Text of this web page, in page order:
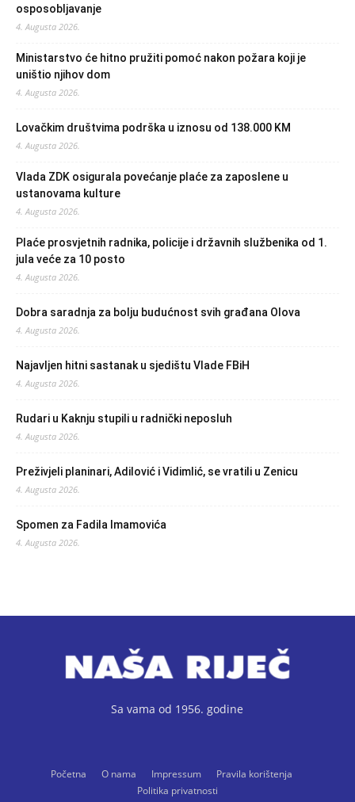
osposobljavanje
4. Augusta 2026.
Ministarstvo će hitno pružiti pomoć nakon požara koji je
uništio njihov dom
4. Augusta 2026.
Lovačkim društvima podrška u iznosu od 138.000 KM
4. Augusta 2026.
Vlada ZDK osigurala povećanje plaće za zaposlene u
ustanovama kulture
4. Augusta 2026.
Plaće prosvjetnih radnika, policije i državnih službenika od 1.
jula veće za 10 posto
4. Augusta 2026.
Dobra saradnja za bolju budućnost svih građana Olova
4. Augusta 2026.
Najavljen hitni sastanak u sjedištu Vlade FBiH
4. Augusta 2026.
Rudari u Kaknju stupili u radnički neposluh
4. Augusta 2026.
Preživjeli planinari, Adilović i Vidimlić, se vratili u Zenicu
4. Augusta 2026.
Spomen za Fadila Imamovića
4. Augusta 2026.
Sa vama od 1956. godine
Početna O nama Impressum
Pravila korištenja
Politika privatnosti